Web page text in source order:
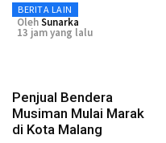
BERITA LAIN
OlehSunarka
13 jam yang lalu
Penjual Bendera
Musiman Mulai Marak
di Kota Malang